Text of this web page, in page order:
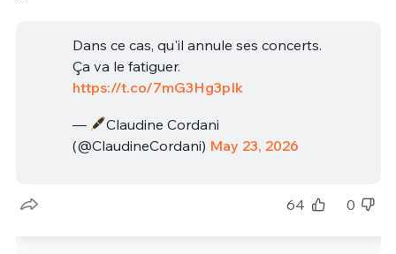
Dans ce cas, qu'il annule ses concerts.
Ça va le fatiguer.
https://t.co/7mG3Hg3pIk
—
Claudine Cordani
(@ClaudineCordani) May 23, 2026
64 0